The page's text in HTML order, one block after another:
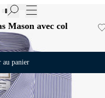
Jusqu'à -50%
Mason avec col
au panier